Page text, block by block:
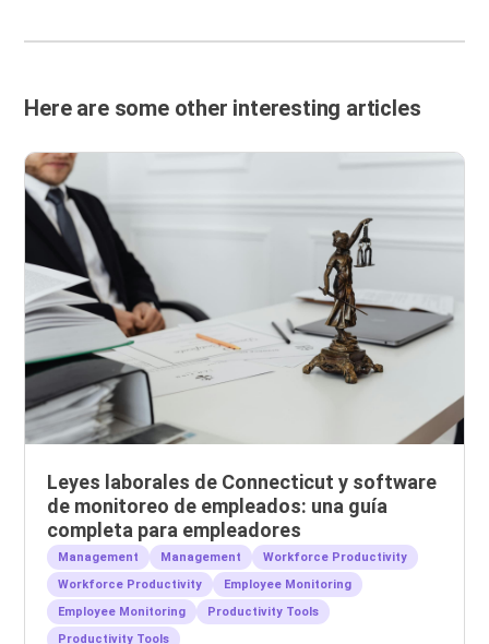
Here are some other interesting articles
Leyes laborales de Connecticut y software
de monitoreo de empleados: una guía
completa para empleadores
Management Management
Workforce Productivity
Workforce Productivity
Employee Monitoring
Employee Monitoring
Productivity Tools
Productivity Tools